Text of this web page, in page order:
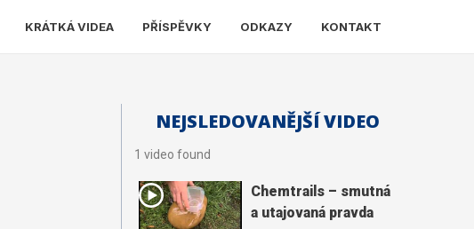
KRÁTKÁ VIDEA PŘÍSPĚVKY ODKAZY KONTAKT
NEJSLEDOVANĚJŠÍ VIDEO
1 video found
Chemtrails – smutná
a utajovaná pravda